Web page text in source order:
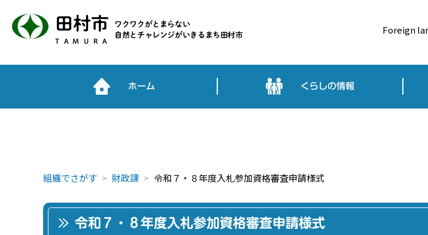
田村市
TAMURA
ワクワクがとまらない
自然とチャレンジがいきるまち田村市
Foreign
ホーム くらしの情報
組織でさがす 財政課 令和７・８年度入札参加資格審査申請様式
令和７・８年度入札参加資格審査申請様式